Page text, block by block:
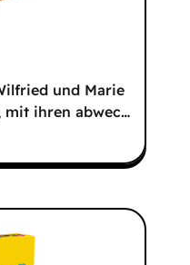
und Marie
mit ihren abwec…